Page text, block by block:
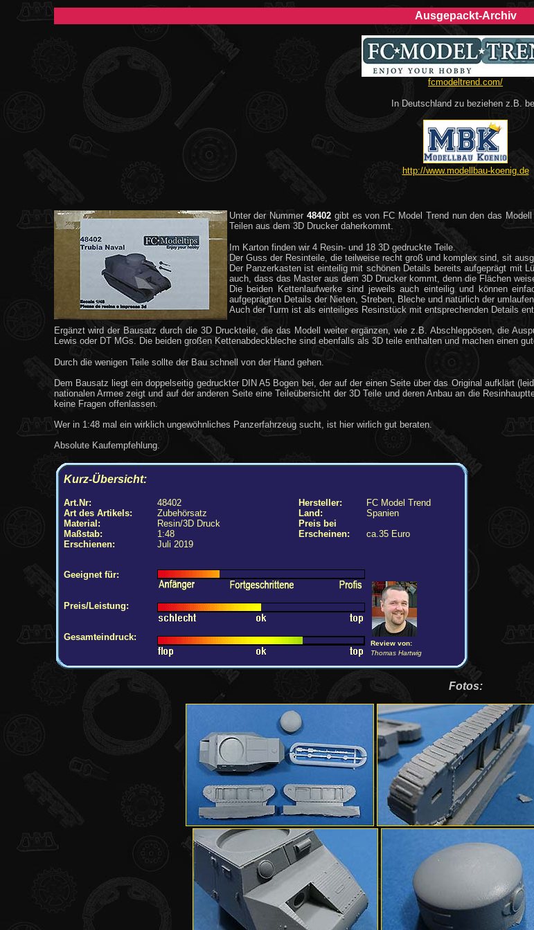
Ausgepackt-Archiv
fcmodeltrend.com/
In Deutschland zu beziehen z.B.
http://www.modellbau-koenig.de
Unter der Nummer 48402gibt es von FC Model Trend nun den das Modell
Teilen aus dem 3D Drucker daherkommt.
Im Karton finden wir 4 Resin- und 18 3D gedruckte Teile.
Der Guss der Resinteile, die teilweise recht groß und komplex sind, sit
Der Panzerkasten ist einteilig mit schönen Details bereits aufgeprägt mit
auch, dass das Master aus dem 3D Drucker kommt, denn die Flächen
Die beiden Kettenlaufwerke sind jeweils auch einteilig und können
aufgeprägten Details der Nieten, Streben, Bleche und natürlich der
Auch der Turm ist als einteiliges Resinstück mit entsprechenden Details
Ergänzt wird der Bausatz durch die 3D Druckteile, die das Modell weiter ergänzen, wie z.B. Abschleppösen, die
Lewis oder DT MGs. Die beiden großen Kettenabdeckbleche sind ebenfalls als 3D teile enthalten und machen einen
Durch die wenigen Teile sollte der Bau schnell von der Hand gehen.
Dem Bausatz liegt ein doppelseitig gedruckter DIN A5 Bogen bei, der auf der einen Seite über das Original aufklärt
nationalen Armee zeigt und auf der anderen Seite eine Teileübersicht der 3D Teile und deren Anbau an die
keine Fragen offenlassen.
Wer in 1:48 mal ein wirklich ungewöhnliches Panzerfahrzeug sucht, ist hier wirlich gut beraten.
Absolute Kaufempfehlung.
Kurz-Übersicht:
Art.Nr:
Art des Artikels:
Material:
Maßstab:
Erschienen:
48402
Zubehörsatz
Resin/3D Druck
1:48
Juli 2019
Hersteller:
Land:
Preis bei
Erscheinen:
FC Model Trend
Spanien
ca.35 Euro
Geeignet für:
Preis/Leistung:
Gesamteindruck:
Review von:
Thomas Hartwig
Fotos: